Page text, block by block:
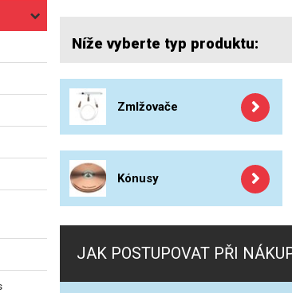
Níže vyberte typ produktu:
Zmlžovače
Kónusy
JAK POSTUPOVAT PŘI